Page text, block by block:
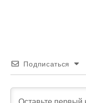
Подписаться